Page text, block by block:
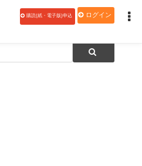
購読(紙・電子版)申込 ログイン